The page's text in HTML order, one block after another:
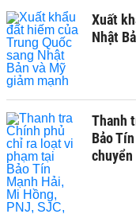
Xuất
Nhật
Thanh
Bảo
chuyển